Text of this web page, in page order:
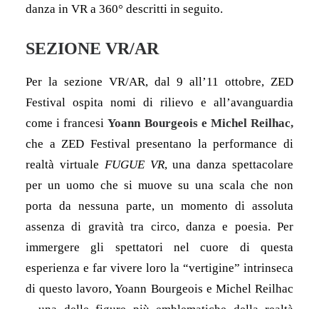
danza in VR a 360° descritti in seguito.
SEZIONE VR/AR
Per la sezione VR/AR, dal 9 all’11 ottobre, ZED
Festival ospita nomi di rilievo e all’avanguardia
come i francesiYoann Bourgeois e Michel Reilhac,
che a ZED Festival presentano la performance di
realtà virtuale FUGUE VR, una danza spettacolare
per un uomo che si muove su una scala che non
porta da nessuna parte, un momento di assoluta
assenza di gravità tra circo, danza e poesia. Per
immergere gli spettatori nel cuore di questa
esperienza e far vivere loro la “vertigine” intrinseca
di questo lavoro, Yoann Bourgeois e Michel Reilhac